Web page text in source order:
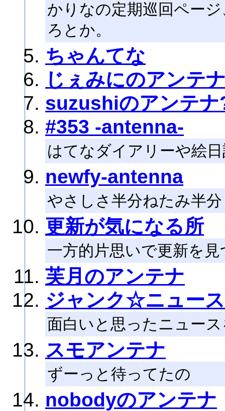
かりなの定期巡回ペー
ろとか。
ちゃんてな
じぇみにのアンテ
suzushiのアンテナ
#353 -antenna-
はてなダイアリーや絵
newfy-antenna
やさしさ半分ねたみ半分
更新が気になる所
一方的片思いで更新を
芙月のアンテナ
ジャンク☆ニュー
面白いと思ったニュー
スモアンテナ
ずーっと待ってたの
nobodyのアンテナ